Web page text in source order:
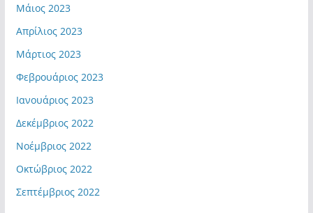
Μάιος 2023
Απρίλιος 2023
Μάρτιος 2023
Φεβρουάριος 2023
Ιανουάριος 2023
Δεκέμβριος 2022
Νοέμβριος 2022
Οκτώβριος 2022
Σεπτέμβριος 2022